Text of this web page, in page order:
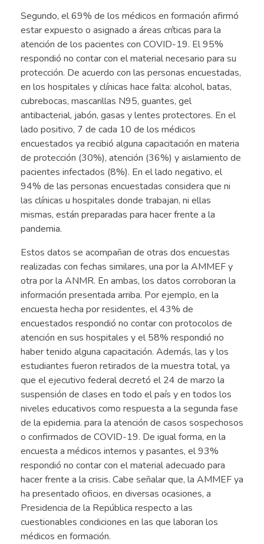
Segundo, el 69% de los médicos en formación afirmó
estar expuesto o asignado a áreas críticas para la
atención de los pacientes con COVID-19. El 95%
respondió no contar con el material necesario para su
protección. De acuerdo con las personas encuestadas,
en los hospitales y clínicas hace falta: alcohol, batas,
cubrebocas, mascarillas N95, guantes, gel
antibacterial, jabón, gasas y lentes protectores. En el
lado positivo, 7 de cada 10 de los médicos
encuestados ya recibió alguna capacitación en materia
de protección (30%), atención (36%) y aislamiento de
pacientes infectados (8%). En el lado negativo, el
94% de las personas encuestadas considera que ni
las clínicas u hospitales donde trabajan, ni ellas
mismas, están preparadas para hacer frente a la
pandemia.
Estos datos se acompañan de otras dos encuestas
realizadas con fechas similares, una por la AMMEF y
otra por la ANMR. En ambas, los datos corroboran la
información presentada arriba. Por ejemplo, en la
encuesta hecha por residentes, el 43% de
encuestados respondió no contar con protocolos de
atención en sus hospitales y el 58% respondió no
haber tenido alguna capacitación. Además, las y los
estudiantes fueron retirados de la muestra total, ya
que el ejecutivo federal decretó el 24 de marzo la
suspensión de clases en todo el país y en todos los
niveles educativos como respuesta a la segunda fase
de la epidemia. para la atención de casos sospechosos
o confirmados de COVID-19. De igual forma, en la
encuesta a médicos internos y pasantes, el 93%
respondió no contar con el material adecuado para
hacer frente a la crisis. Cabe señalar que, la AMMEF ya
ha presentado oficios, en diversas ocasiones, a
Presidencia de la República respecto a las
cuestionables condiciones en las que laboran los
médicos en formación.